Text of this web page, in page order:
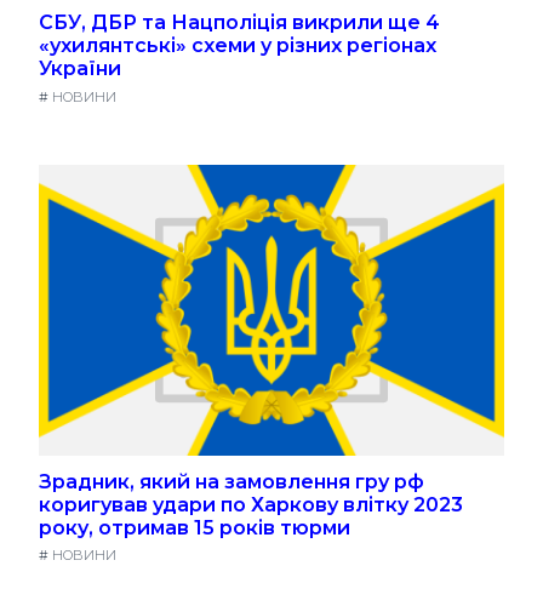
СБУ, ДБР та Нацполіція викрили ще 4
«ухилянтські» схеми у різних регіонах
України
# НОВИНИ
Зрадник, який на замовлення гру рф
коригував удари по Харкову влітку 2023
року, отримав 15 років тюрми
# НОВИНИ